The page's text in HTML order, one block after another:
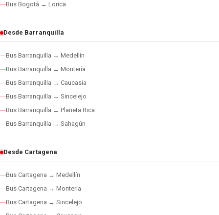
Bus Bogotá → Lorica
Desde Barranquilla
Bus Barranquilla → Medellín
Bus Barranquilla → Montería
Bus Barranquilla → Caucasia
Bus Barranquilla → Sincelejo
Bus Barranquilla → Planeta Rica
Bus Barranquilla → Sahagún
Desde Cartagena
Bus Cartagena → Medellín
Bus Cartagena → Montería
Bus Cartagena → Sincelejo